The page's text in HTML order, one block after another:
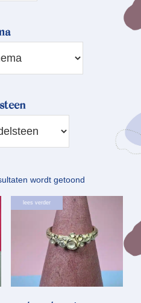
wordt getoond
op
nieuwste
lees verder